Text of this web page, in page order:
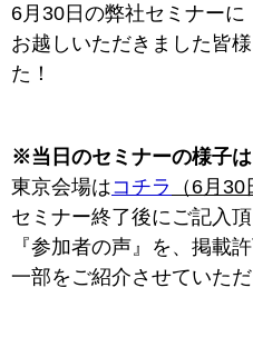
6月30日の弊社セミナーに
お越しいただきました皆
た！
※当日のセミナーの様子は
東京会場はコチラ （6月30
セミナー終了後にご記入
『参加者の声』を、掲載
一部をご紹介させていただ